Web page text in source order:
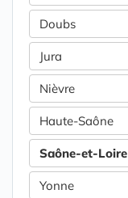
Doubs
Jura
Nièvre
Haute-Saône
Saône-et-Loire
Yonne